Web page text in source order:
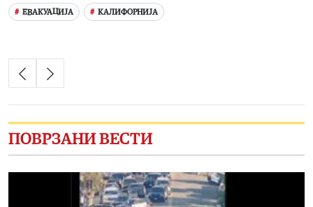
ЕВАКУАЦИЈА КАЛИФОРНИЈА
ПОВРЗАНИ ВЕСТИ